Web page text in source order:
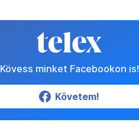
Kövess minket Facebookon is!
Követem!